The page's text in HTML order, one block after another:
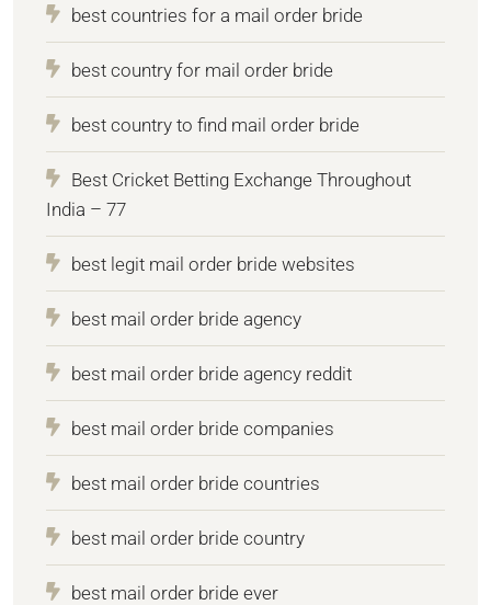
best countries for a mail order bride
best country for mail order bride
best country to find mail order bride
Best Cricket Betting Exchange Throughout
India – 77
best legit mail order bride websites
best mail order bride agency
best mail order bride agency reddit
best mail order bride companies
best mail order bride countries
best mail order bride country
best mail order bride ever